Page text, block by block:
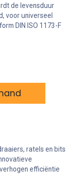
de levensduur
voor universeel
DIN ISO 1173-F
ratels en bits
efficiëntie